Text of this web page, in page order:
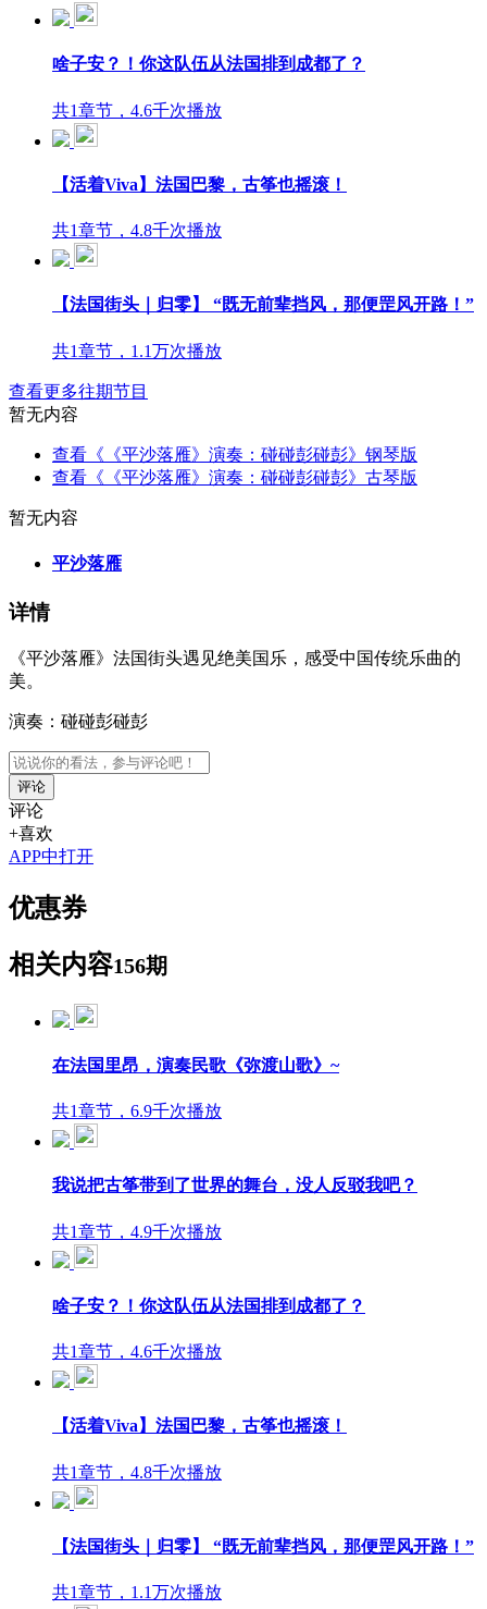
啥子安？！你这队伍从法国排到成都了？
共1章节，4.6千次播放
【活着Viva】法国巴黎，古筝也摇滚！
共1章节，4.8千次播放
【法国街头｜归零】 “既无前辈挡风，那便罡风开路！”
共1章节，1.1万次播放
查看更多往期节目
暂无内容
查看《《平沙落雁》演奏：碰碰彭碰彭》钢琴版
查看《《平沙落雁》演奏：碰碰彭碰彭》古琴版
暂无内容
平沙落雁
详情
《平沙落雁》法国街头遇见绝美国乐，感受中国传统乐曲的
美。
演奏：碰碰彭碰彭
评论
评论
+喜欢
APP中打开
优惠券
相关内容156期
在法国里昂，演奏民歌《弥渡山歌》~
共1章节，6.9千次播放
我说把古筝带到了世界的舞台，没人反驳我吧？
共1章节，4.9千次播放
啥子安？！你这队伍从法国排到成都了？
共1章节，4.6千次播放
【活着Viva】法国巴黎，古筝也摇滚！
共1章节，4.8千次播放
【法国街头｜归零】 “既无前辈挡风，那便罡风开路！”
共1章节，1.1万次播放